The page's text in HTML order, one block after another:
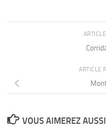
ARTICLE
VOUS AIMEREZ